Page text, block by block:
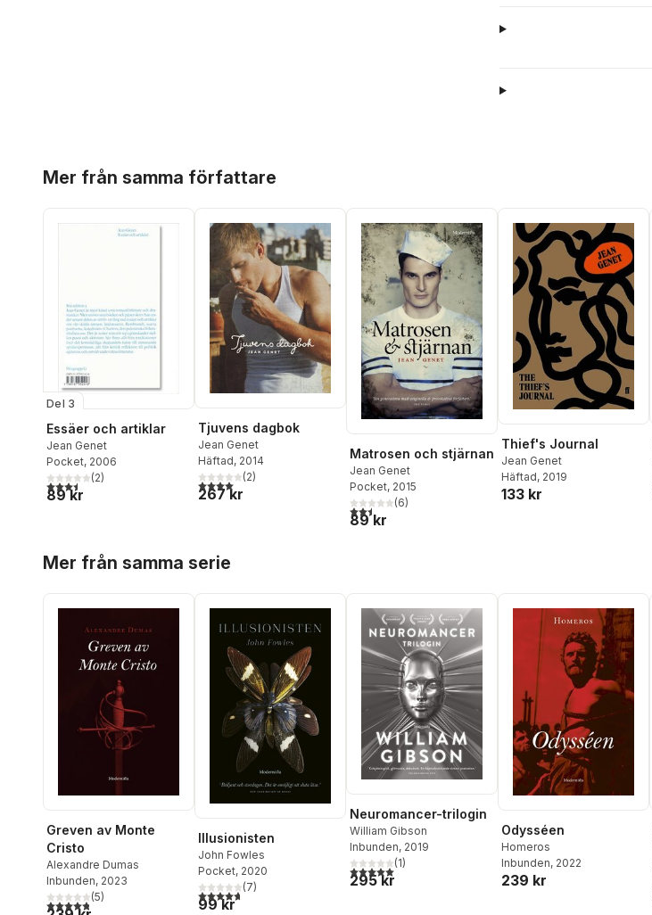
Mer från samma författare
Del 3
Essäer och artiklar
Jean Genet
Pocket, 2006
3,5utav 5 stjärnor. Totalt antal röster:
(2)
89 kr
Tjuvens dagbok
Jean Genet
Häftad, 2014
4,0utav 5 stjärnor. Totalt antal röster:
(2)
267 kr
Matrosen och stjärnan
Jean Genet
Pocket, 2015
2,5utav 5 stjärnor. Totalt antal röster:
(6)
89 kr
Thief's Journal
Jean Genet
Häftad, 2019
133 kr
Mer från samma serie
Greven av Monte
Cristo
Alexandre Dumas
Inbunden, 2023
4,8utav 5 stjärnor. Totalt antal röster:
(5)
Illusionisten
John Fowles
Pocket, 2020
4,7utav 5 stjärnor. Totalt antal röster:
(7)
99 kr
Neuromancer-trilogin
William Gibson
Inbunden, 2019
5,0utav 5 stjärnor. Totalt antal röster:
(1)
295 kr
Odysséen
Homeros
Inbunden, 2022
239 kr